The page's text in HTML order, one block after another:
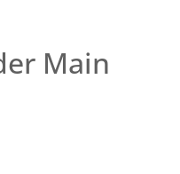
Main